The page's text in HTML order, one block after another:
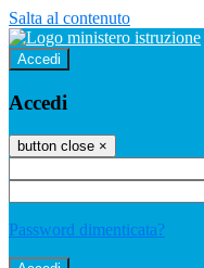
Salta al contenuto
Accedi
Accedi
button close ×
Password dimenticata?